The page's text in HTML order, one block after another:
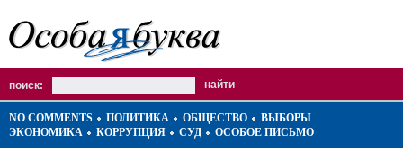
поиск:
NO COMMENTS ПОЛИТИКА ОБЩЕСТВО
ВЫБОРЫ
ЭКОНОМИКА
КОРРУПЦИЯ СУД ОСОБОЕ ПИСЬМО